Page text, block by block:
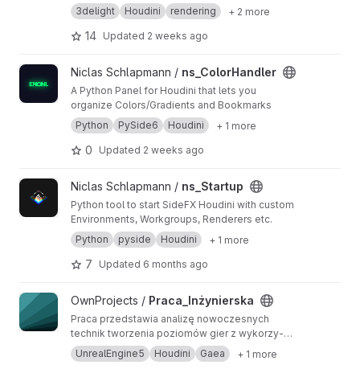
3delight
Houdini rendering + 2 more
14 Updated 2 weeks ago
View ns_ColorHandler project
Niclas Schlapmann / ns_ColorHandler
A Python Panel for Houdini that lets you
organize Colors/Gradients and Bookmarks
Python
PySide6 Houdini + 1 more
0 Updated 2 weeks ago
View ns_Startup project
Niclas Schlapmann / ns_Startup
Python tool to start SideFX Houdini with custom
Environments, Workgroups, Renderers etc.
Python
pyside Houdini + 1 more
7 Updated 6 months ago
View Praca_Inżynierska project
OwnProjects / Praca_Inżynierska
Praca przedstawia analizę nowoczesnych
technik tworzenia poziomów gier z wykorzy-
staniem Unreal Engine 5 oraz narzędzi Gaea,
Houdini. Skupiono się na ocenie jakości
UnrealEngine5 Houdini Gaea + 1 more